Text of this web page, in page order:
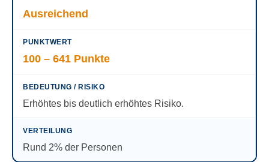
Ausreichend
100 – 641 Punkte
Erhöhtes bis deutlich erhöhtes Risiko.
Rund 2% der Personen